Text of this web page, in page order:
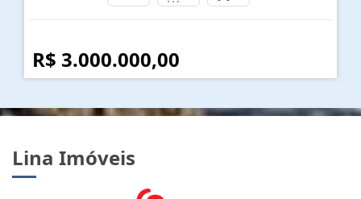
R$ 3.000.000,00
Lina Imóveis